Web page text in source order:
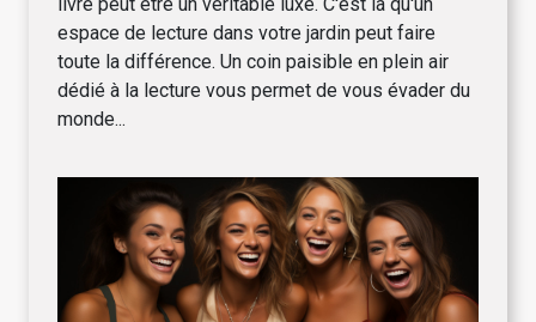
espace de lecture dans votre jardin peut faire
toute la différence. Un coin paisible en plein air
dédié à la lecture vous permet de vous évader du
monde...